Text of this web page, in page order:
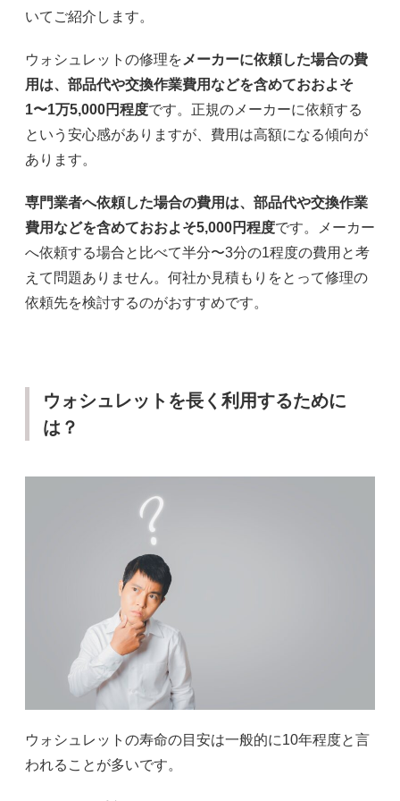
いてご紹介します。
ウォシュレットの修理を メーカーに依頼した場合の費
用は、部品代や交換作業費用などを含めておおよそ
1〜1万5,000円程度です。正規のメーカーに依頼する
という安心感がありますが、費用は高額になる傾向が
あります。
専門業者へ依頼した場合の費用は、部品代や交換作業
費用などを含めておおよそ5,000円程度です。メーカー
へ依頼する場合と比べて半分〜3分の1程度の費用と考
えて問題ありません。何社か見積もりをとって修理の
依頼先を検討するのがおすすめです。
ウォシュレットを長く利用するために
は？
ウォシュレットの寿命の目安は一般的に10年程度と言
われることが多いです。